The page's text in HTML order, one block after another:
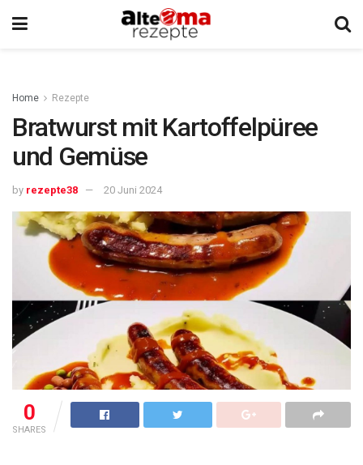
Home Rezepte
Bratwurst mit Kartoffelpüree
und Gemüse
by rezepte38 20 Juni 2024
0
SHARES